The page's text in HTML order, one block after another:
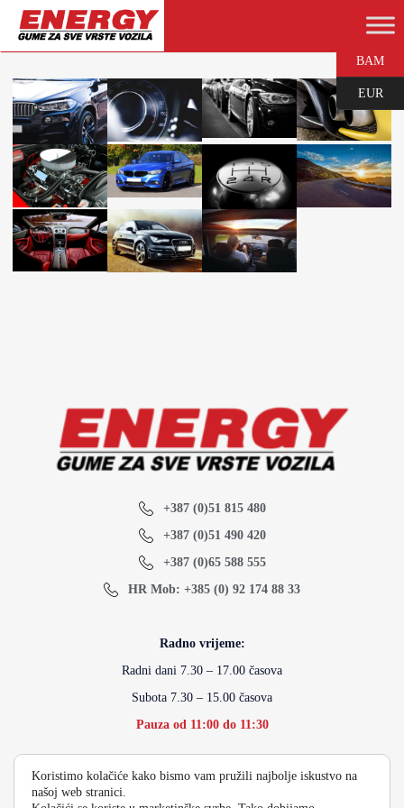
+387 (0)51 815 480
+387 (0)51 490 420
+387 (0)65 588 555
HR Mob: +385 (0) 92 174 88 33
Radno vrijeme:
Radni dani 7.30 – 17.00 časova
Subota 7.30 – 15.00 časova
Pauza od 11:00 do 11:30
info@energydoo.com
BAM
EUR
Koristimo kolačiće kako bismo vam pružili najbolje iskustvo na
našoj web stranici.